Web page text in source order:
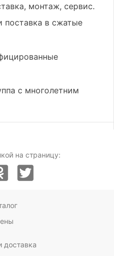
монтаж, сервис.
поставка в сжатые
с многолетним
на страницу:
доставка